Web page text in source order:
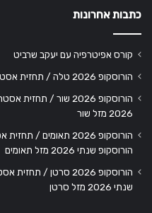
כתבות אחרונות
קורס אפיטרפיה עם יעקב שרביט
הורוסקופ 2026 טלה / תחזית אסטרולוגיה שנתית מזל טלה
הורוסקופ 2026 שור /
2026 מזל שור
הורוסקופ 2026
הורוסקופ שנתי 2026 מזל תאומים
הורוסקופ 2026 סרטן /
שנתי 2026 מזל סרטן